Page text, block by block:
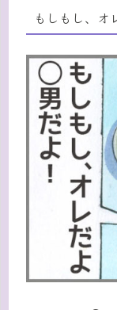
もしもし、オ